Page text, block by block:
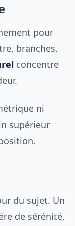
pour
branches,
concentre
ni
supérieur
du sujet. Un
de sérénité,